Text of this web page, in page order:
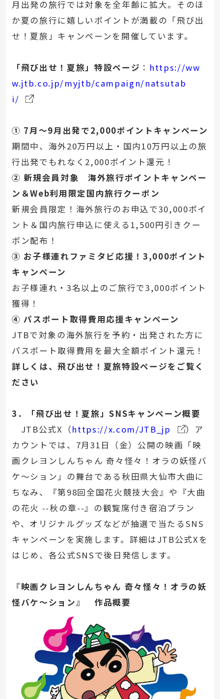
月出発の旅行では対象を全年齢に拡大。そのほ
か夏の旅行に嬉しいポイントが満載の「飛び出
せ！夏旅」キャンペーンを開催しています。
「飛び出せ！夏旅」特設ページ ： https://ww
w.jtb.co.jp/myjtb/campaign/natsutab
i/
① 7月～9月出発で2,000ポイントキャンペーン
期間中、海外20万円以上・国内10万円以上の旅
行出発でもれなく2,000ポイント還元！
② 新規会員対象 海外旅行ポイントキャンペー
ン＆Web利用限定国内旅行クーポン
新規会員限定！海外旅行のお申込で30,000ポイ
ント＆国内旅行申込に使える1,500円引きクー
ポン配布！
③ お子様連れファミタビ応援！3,000ポイント
キャンペーン
お子様連れ・3名以上のご旅行で3,000ポイント
獲得！
④ パスポート取得費用応援キャンペーン
JTBで対象の海外旅行を予約・出発された方に
パスポート取得費用を最大全額ポイント還元！
詳しくは、飛び出せ！夏旅特設ページをご覧く
ださい
3．「飛び出せ！夏旅」SNSキャンペーン概要
JTB公式X（https://x.com/JTB_jp
）ア
カウントでは、7月31日（金）公開の映画「映
画クレヨンしんちゃん 奇々怪々！オラの妖怪バ
ケ～ション」の舞台である秋田県大仙市大曲に
ちなみ、『第98回全国花火競技大会』や『大曲
の花火 --秋の章--』の観覧席付き宿泊プラン
や、オリジナルグッズなどが抽選で当たるSNS
キャンペーンを実施します。詳細はJTB公式Xを
はじめ、各公式SNSで後日発信します。
『映画クレヨンしんちゃん 奇々怪々！オラの妖
怪バケ～ション』 作品概要